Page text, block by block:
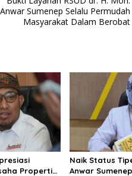
Anwar Sumenep Selalu Permudah
Masyarakat Dalam Berobat
Properti
Naik Status
Anwar